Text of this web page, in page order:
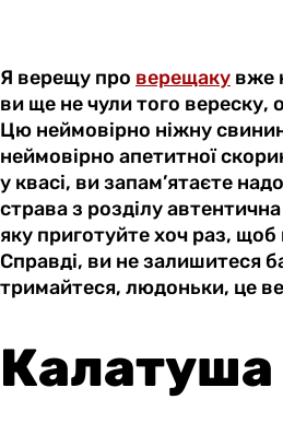
Я верещу про верещаку вже
ви ще не чули того вереску,
Цю неймовірно ніжну
неймовірно апетитної
у квасі, ви запам’ятаєте
страва з розділу
яку приготуйте хоч раз,
Справді, ви не залишитеся
тримайтеся, людоньки, це
Калатуша